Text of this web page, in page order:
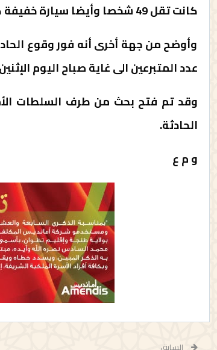
كانت تقل 49 شخصا وأيضا سيارة خفيفة كان على متنها 3 أشخاص.
وأوضح من جهة أخرى أنه فور وقوع
عدد المتبرعين الى غاية صباح اليوم الإثنين 422 متبرعا.
وقد تم فتح بحث من طرف السلطات
الحادثة.
و م ع
السابق